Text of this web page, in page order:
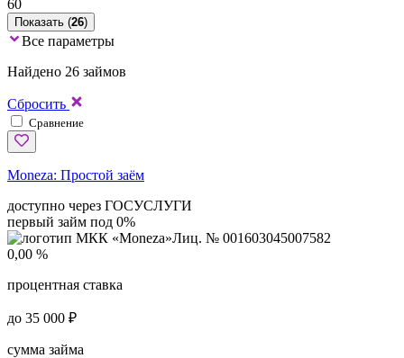
60
Показать (26)
Все параметры
Найдено 26 займов
Сбросить
Сравнение
Moneza: Простой заём
доступно через ГОСУСЛУГИ
первый займ под 0%
Лиц. № 001603045007582
0,00 %
процентная ставка
до 35 000 ₽
сумма займа